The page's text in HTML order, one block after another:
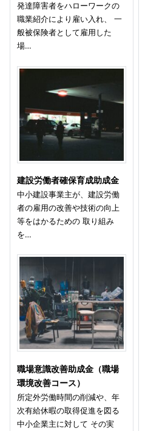
発達障害者をハローワークの
職業紹介により雇い入れ、 一
般被保険者として雇用した
場…
建設労働者確保育成助成金
中小建設事業主が、建設労働
者の雇用の改善や技術の向上
等をはかるための 取り組み
を…
職場意識改善助成金（職場
環境改善コース）
所定外労働時間の削減や、年
次有給休暇の取得促進を図る
中小企業主に対して その実